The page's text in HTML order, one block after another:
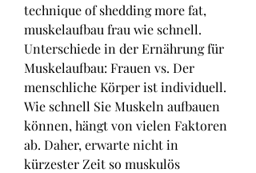
technique of shedding more fat,
muskelaufbau frau wie schnell.
Unterschiede in der Ernährung für
Muskelaufbau: Frauen vs. Der
menschliche Körper ist individuell.
Wie schnell Sie Muskeln aufbauen
können, hängt von vielen Faktoren
ab. Daher, erwarte nicht in
kürzester Zeit so muskulös